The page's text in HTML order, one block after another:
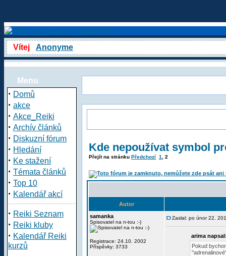
Vítej Anonyme
Menu
· Domů
· akce
· Akce_Reiki
· Archív článků
· Diskuzní fórum
· Hledání
· Ke stažení
· Témata článků
· Top 10
· Kalendář akcí
· Reiki Seznam
· Reiki kluby
· Kalendář Reiki
kurzů
Kde nepoužívat symbol
Přejít na stránku Předchozí 1 2
Autor
samanka
Spisovatel na n-tou :-)
Registrace: 24.10. 2002
Příspěvky: 3733
Zaslal: po únor 22,
arima
Pokud